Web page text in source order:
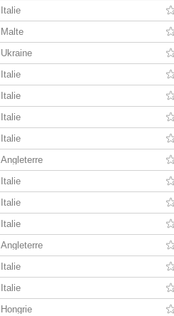
Italie
Malte
Ukraine
Italie
Italie
Italie
Italie
Angleterre
Italie
Italie
Italie
Angleterre
Italie
Italie
Hongrie